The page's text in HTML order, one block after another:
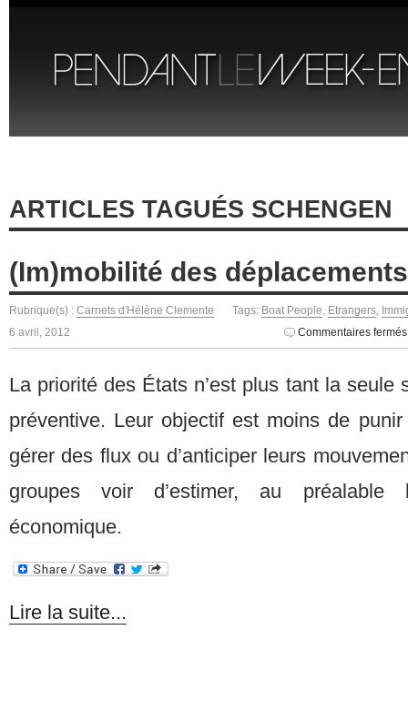
ARTICLES TAGUÉS SCHENGEN
(Im)mobilité des
Rubrique(s) : Carnets d'Hélène Clemente Tags: Boat People, Etrangers,
6 avril, 2012
Commentaires fermés
La priorité des États n’est plus tant la seule
préventive. Leur objectif est moins de
gérer des flux ou d’anticiper leurs
groupes voir d’estimer, au préalable
économique.
Lire la suite...